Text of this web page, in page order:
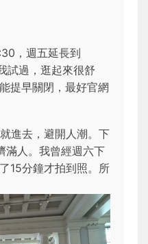
，週五延長到
試過，逛起來很舒
提早關閉，最好官網
進去，避開人潮。下
滿人。我曾經週六下
15分鐘才拍到照。所